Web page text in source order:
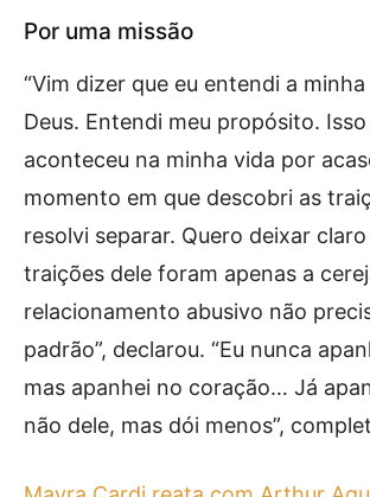
Por uma missão
“Vim dizer que eu entendi a
Deus. Entendi meu propósito.
aconteceu na minha vida por
momento em que descobri as
resolvi separar. Quero deixar
traições dele foram apenas a
relacionamento abusivo não
padrão”, declarou. “Eu nunca
mas apanhei no coração… Já
não dele, mas dói menos”,